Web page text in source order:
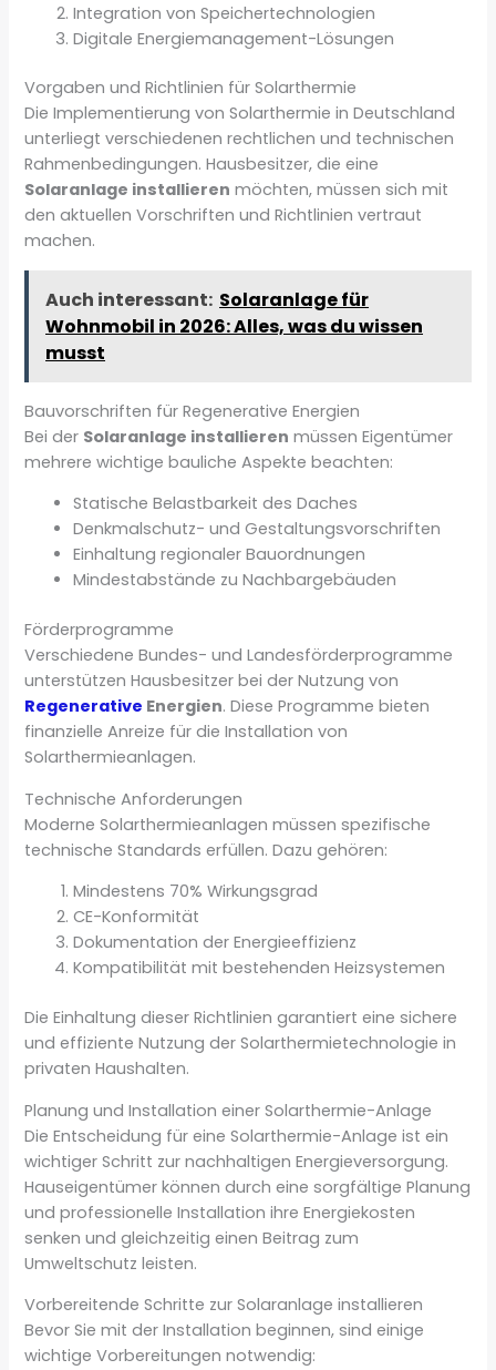
Integration von Speichertechnologien
Digitale Energiemanagement-Lösungen
Vorgaben und Richtlinien für Solarthermie
Die Implementierung von Solarthermie in Deutschland
unterliegt verschiedenen rechtlichen und technischen
Rahmenbedingungen. Hausbesitzer, die eine
Solaranlage installieren möchten, müssen sich mit
den aktuellen Vorschriften und Richtlinien vertraut
machen.
Auch interessant: Solaranlage für
Wohnmobil in 2026: Alles, was du wissen
musst
Bauvorschriften für Regenerative Energien
Bei der Solaranlage installieren müssen Eigentümer
mehrere wichtige bauliche Aspekte beachten:
Statische Belastbarkeit des Daches
Denkmalschutz- und Gestaltungsvorschriften
Einhaltung regionaler Bauordnungen
Mindestabstände zu Nachbargebäuden
Förderprogramme
Verschiedene Bundes- und Landesförderprogramme
unterstützen Hausbesitzer bei der Nutzung von
Regenerative Energien. Diese Programme bieten
finanzielle Anreize für die Installation von
Solarthermieanlagen.
Technische Anforderungen
Moderne Solarthermieanlagen müssen spezifische
technische Standards erfüllen. Dazu gehören:
Mindestens 70% Wirkungsgrad
CE-Konformität
Dokumentation der Energieeffizienz
Kompatibilität mit bestehenden Heizsystemen
Die Einhaltung dieser Richtlinien garantiert eine sichere
und effiziente Nutzung der Solarthermietechnologie in
privaten Haushalten.
Planung und Installation einer Solarthermie-Anlage
Die Entscheidung für eine Solarthermie-Anlage ist ein
wichtiger Schritt zur nachhaltigen Energieversorgung.
Hauseigentümer können durch eine sorgfältige Planung
und professionelle Installation ihre Energiekosten
senken und gleichzeitig einen Beitrag zum
Umweltschutz leisten.
Vorbereitende Schritte zur Solaranlage installieren
Bevor Sie mit der Installation beginnen, sind einige
wichtige Vorbereitungen notwendig: